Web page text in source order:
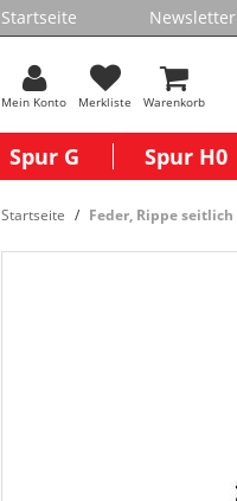
Startseite Newsletter
Mein Konto Merkliste Warenkorb
Spur G Spur H0
Startseite Feder, Rippe seitlich